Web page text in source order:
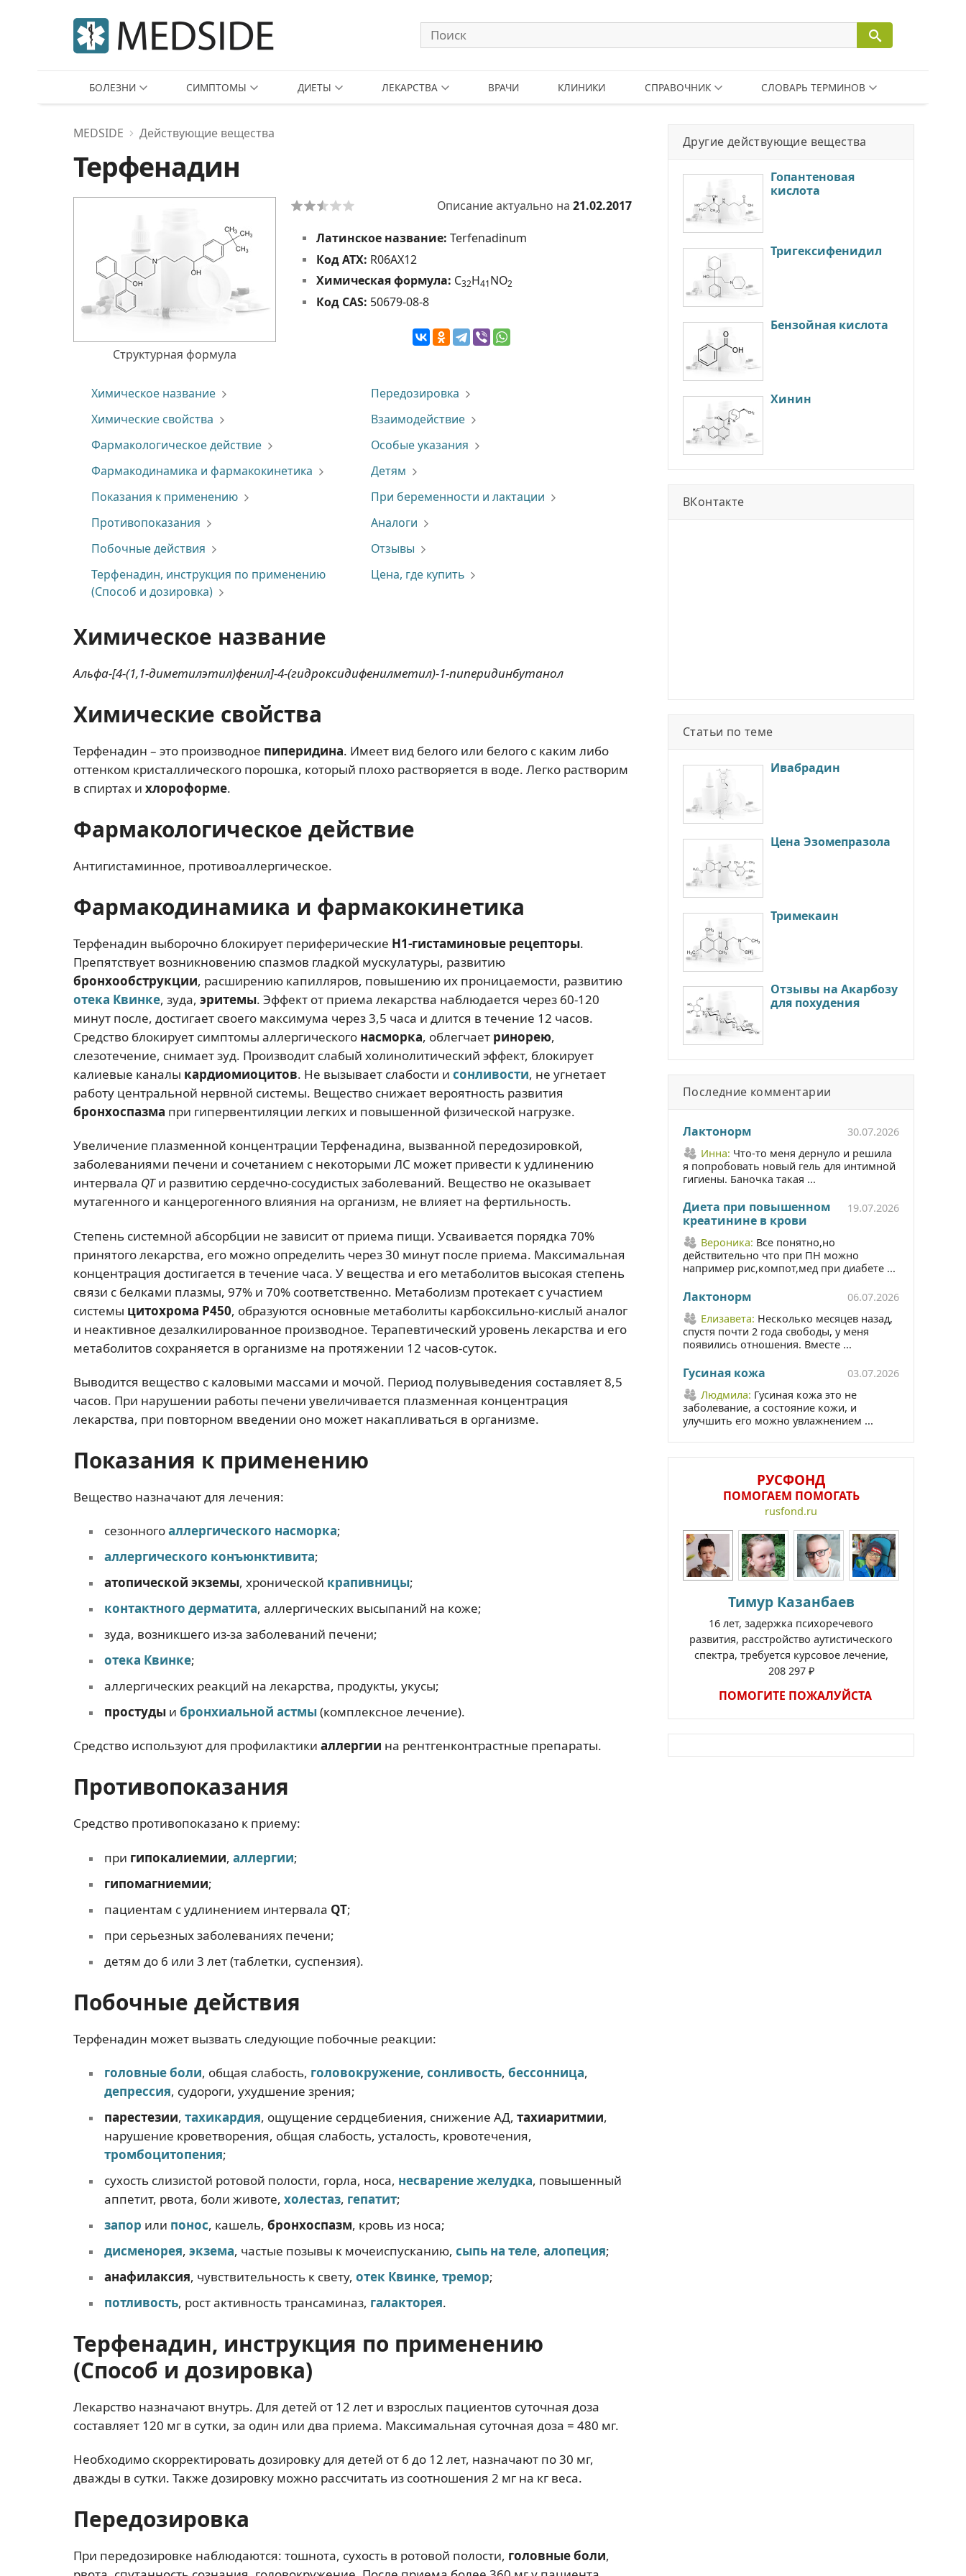
БОЛЕЗНИ СИМПТОМЫ ДИЕТЫ ЛЕКАРСТВА ВРАЧИ КЛИНИКИ СПРАВОЧНИК СЛОВАРЬ ТЕРМИНОВ
MEDSIDE Действующие вещества
Терфенадин
Структурная формула
Описание актуально на 21.02.2017
Латинское название: Terfenadinum
Код АТХ: R06AX12
Химическая формула: C32H41NO2
Код CAS: 50679-08-8
Химическое название
Химические свойства
Фармакологическое действие
Фармакодинамика и фармакокинетика
Показания к применению
Противопоказания
Побочные действия
Терфенадин, инструкция по применению
(Способ и дозировка)
Передозировка
Взаимодействие
Особые указания
Детям
При беременности и лактации
Аналоги
Отзывы
Цена, где купить
Химическое название
Альфа-[4-(1,1-диметилэтил)фенил]-4-(гидроксидифенилметил)-1-пиперидинбутанол
Химические свойства
Терфенадин – это производное пиперидина. Имеет вид белого или белого с каким либо
оттенком кристаллического порошка, который плохо растворяется в воде. Легко растворим
в спиртах и хлороформе.
Фармакологическое действие
Антигистаминное, противоаллергическое.
Фармакодинамика и фармакокинетика
Терфенадин выборочно блокирует периферические Н1-гистаминовые рецепторы.
Препятствует возникновению спазмов гладкой мускулатуры, развитию
бронхообструкции, расширению капилляров, повышению их проницаемости, развитию
отека Квинке, зуда, эритемы. Эффект от приема лекарства наблюдается через 60-120
минут после, достигает своего максимума через 3,5 часа и длится в течение 12 часов.
Средство блокирует симптомы аллергического насморка, облегчает ринорею,
слезотечение, снимает зуд. Производит слабый холинолитический эффект, блокирует
калиевые каналы кардиомиоцитов. Не вызывает слабости и сонливости, не угнетает
работу центральной нервной системы. Вещество снижает вероятность развития
бронхоспазма при гипервентиляции легких и повышенной физической нагрузке.
Увеличение плазменной концентрации Терфенадина, вызванной передозировкой,
заболеваниями печени и сочетанием с некоторыми ЛС может привести к удлинению
интервала QTи развитию сердечно-сосудистых заболеваний. Вещество не оказывает
мутагенного и канцерогенного влияния на организм, не влияет на фертильность.
Степень системной абсорбции не зависит от приема пищи. Усваивается порядка 70%
принятого лекарства, его можно определить через 30 минут после приема. Максимальная
концентрация достигается в течение часа. У вещества и его метаболитов высокая степень
связи с белками плазмы, 97% и 70% соответственно. Метаболизм протекает с участием
системы цитохрома Р450, образуются основные метаболиты карбоксильно-кислый аналог
и неактивное дезалкилированное производное. Терапевтический уровень лекарства и его
метаболитов сохраняется в организме на протяжении 12 часов-суток.
Выводится вещество с каловыми массами и мочой. Период полувыведения составляет 8,5
часов. При нарушении работы печени увеличивается плазменная концентрация
лекарства, при повторном введении оно может накапливаться в организме.
Показания к применению
Вещество назначают для лечения:
сезонногоаллергического насморка;
аллергического конъюнктивита;
атопической экземы, хронической крапивницы;
контактного дерматита, аллергических высыпаний на коже;
зуда, возникшего из-за заболеваний печени;
отека Квинке;
аллергических реакций на лекарства, продукты, укусы;
простудыи бронхиальной астмы(комплексное лечение).
Средство используют для профилактики аллергии на рентгенконтрастные препараты.
Противопоказания
Средство противопоказано к приему:
при гипокалиемии, аллергии;
гипомагниемии;
пациентам с удлинением интервала QT;
при серьезных заболеваниях печени;
детям до 6 или 3 лет (таблетки, суспензия).
Побочные действия
Терфенадин может вызвать следующие побочные реакции:
головные боли, общая слабость, головокружение, сонливость, бессонница,
депрессия, судороги, ухудшение зрения;
парестезии, тахикардия, ощущение сердцебиения, снижение АД, тахиаритмии,
нарушение кроветворения, общая слабость, усталость, кровотечения,
тромбоцитопения;
сухость слизистой ротовой полости, горла, носа, несварение желудка, повышенный
аппетит, рвота, боли животе, холестаз, гепатит;
запор или понос, кашель, бронхоспазм, кровь из носа;
дисменорея, экзема, частые позывы к мочеиспусканию, сыпь на теле, алопеция;
анафилаксия, чувствительность к свету, отек Квинке, тремор;
потливость, рост активность трансаминаз, галакторея.
Терфенадин, инструкция по применению
(Способ и дозировка)
Лекарство назначают внутрь. Для детей от 12 лет и взрослых пациентов суточная доза
составляет 120 мг в сутки, за один или два приема. Максимальная суточная доза = 480 мг.
Необходимо скорректировать дозировку для детей от 6 до 12 лет, назначают по 30 мг,
дважды в сутки. Также дозировку можно рассчитать из соотношения 2 мг на кг веса.
Передозировка
При передозировке наблюдаются: тошнота, сухость в ротовой полости, головные боли,
Другие действующие вещества
Гопантеновая
кислота
Тригексифенидил
Бензойная кислота
Хинин
ВКонтакте
Статьи по теме
Ивабрадин
Цена Эзомепразола
Тримекаин
Отзывы на Акарбозу
для похудения
Последние комментарии
Лактонорм
30.07.2026
Инна: Что-то меня дернуло и решила
я попробовать новый гель для интимной
гигиены. Баночка такая ...
Диета при повышенном
креатинине в крови
19.07.2026
Вероника: Все понятно,но
действительно что при ПН можно
например рис,компот,мед при диабете ...
Лактонорм
06.07.2026
Елизавета: Несколько месяцев назад,
спустя почти 2 года свободы, у меня
появились отношения. Вместе ...
Гусиная кожа
03.07.2026
Людмила: Гусиная кожа это не
заболевание, а состояние кожи, и
улучшить его можно увлажнением ...
РУСФОНД
ПОМОГАЕМ ПОМОГАТЬ
rusfond.ru
Тимур Казанбаев
16 лет, задержка психоречевого
развития, расстройство аутистического
спектра, требуется курсовое лечение,
208 297 ₽
ПОМОГИТЕ ПОЖАЛУЙСТА